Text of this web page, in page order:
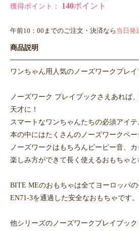
獲得ポイント： 140ポイント
午前10：00までのご注文・決済なら 当日発
商品説明
ワンちゃん用人気のノーズワークプレイ
ノーズワーク プレイブックさえあれば
天才に！
スマートなワンちゃんたちの必須アイテ
本の中にはたくさんのノーズワークペー
ノーズワークはもちろんピーピー音、
楽しみ方ができて長く使えるおもちゃと
BITE MEのおもちゃは全てヨーロッパ
EN71-3を通過した安全なおもちゃです。
他シリーズのノーズワークプレイブック